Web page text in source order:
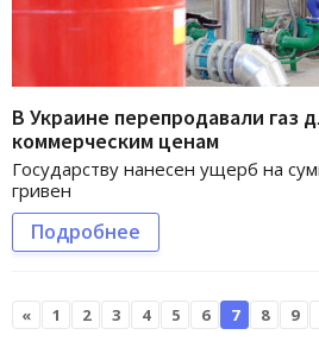
В Украине перепродавали газ
коммерческим ценам
Государству нанесен ущерб на
гривен
Подробнее
« 1 2 3 4 5 6 7 8 9